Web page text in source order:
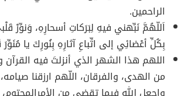
الراحمين.
اَللّهُمَّ نَبِّهني فيهِ لِبَرَكاتِ أسحارِهِ، وَنوِّرْ
بِكُلِّ أعْضائِي إلى اتِّباعِ آثارِهِ بِنُورِكَ يا
اللهم هذا الشهر الذي أنزلتَ فيه القرآن
من الهدى، والفرقان، اللّهم ارزقنا